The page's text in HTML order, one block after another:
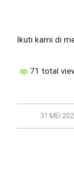
Ikuti kami di
71 total
31 MEI
/